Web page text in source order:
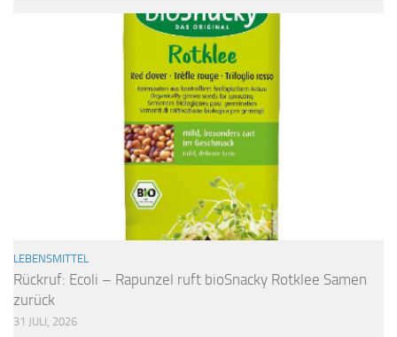
LEBENSMITTEL
Rückruf: Ecoli – Rapunzel ruft bioSnacky Rotklee Samen
zurück
31 JULI, 2026